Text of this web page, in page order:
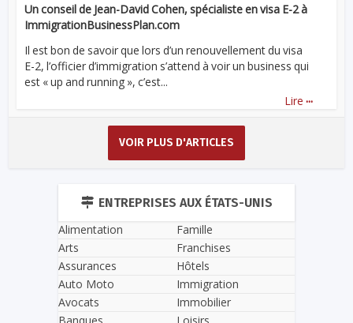
Un conseil de Jean-David Cohen, spécialiste en visa E-2 à
ImmigrationBusinessPlan.com
Il est bon de savoir que lors d’un renouvellement du visa
E-2, l’officier d’immigration s’attend à voir un business qui
est « up and running », c’est...
Lire ...
VOIR PLUS D'ARTICLES
ENTREPRISES AUX ÉTATS-UNIS
Alimentation
Arts
Assurances
Auto Moto
Avocats
Famille
Franchises
Hôtels
Immigration
Immobilier